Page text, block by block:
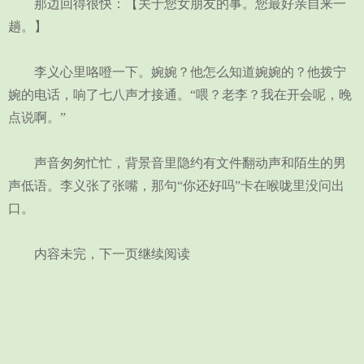
那边回得很快：【关于您女朋友的事。您最好亲自来一
趟。】
李义心里咯噔一下。婉婉？他怎么知道婉婉的？他拨宁
婉的电话，响了七八声才接通。“喂？老李？我在开会呢，晚
点说啊。”
声音匆匆忙忙，背景音里隐约有文件翻动声和陌生的男
声低语。李义张了张嘴，那句“你还好吗”卡在喉咙里没问出
口。
内容未完，下一页继续阅读